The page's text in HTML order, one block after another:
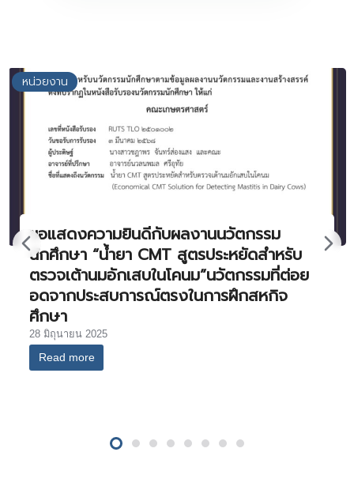
หน่วยงาน
ขอแสดงความยินดีกับผลงานนวัตกรรม
นักศึกษา “น้ำยา CMT สูตรประหยัดสำหรับ
ตรวจเต้านมอักเสบในโคนม”นวัตกรรมที่ต่อย
อดจากประสบการณ์ตรงในการฝึกสหกิจ
ศึกษา
28 มิถุนายน 2025
Read more